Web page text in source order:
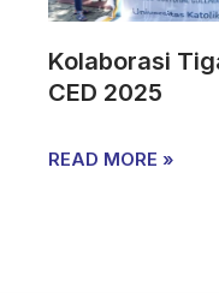
Kolaborasi
CED 2025
READ MORE »